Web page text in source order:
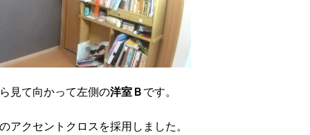
見て向かって左側の洋室Ｂ です。
アクセントクロスを採用しました。